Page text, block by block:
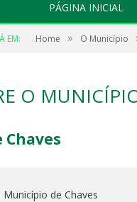
PÁGINA INICIAL
EM: Home » O Município
O
Chaves
Município de Chaves